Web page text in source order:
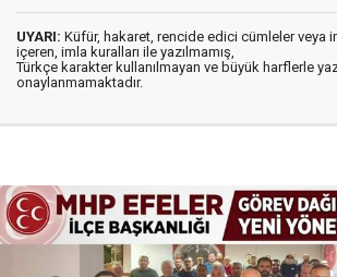
UYARI: Küfür, hakaret, rencide edici cümleler veya
içeren, imla kuralları ile yazılmamış,
Türkçe karakter kullanılmayan ve büyük harflerle
onaylanmamaktadır.